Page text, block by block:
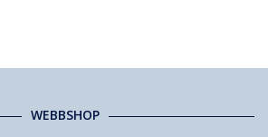
WEBBSHOP